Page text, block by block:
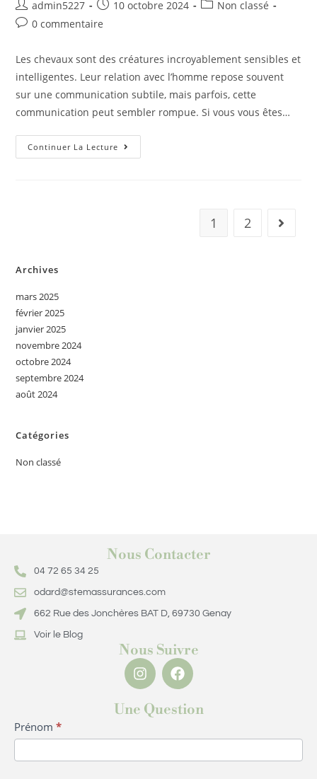
admin5227 10 octobre 2024
Non classé
0 commentaire
Les chevaux sont des créatures incroyablement sensibles et
intelligentes. Leur relation avec l’homme repose souvent
sur une communication subtile, mais parfois, cette
communication peut sembler rompue. Si vous vous êtes…
Continuer La Lecture
1 2
Archives
mars 2025
février 2025
janvier 2025
novembre 2024
octobre 2024
septembre 2024
août 2024
Catégories
Non classé
Nous Contacter
04 72 65 34 25
odard@stemassurances.com
662 Rue des Jonchères BAT D, 69730 Genay
Voir le Blog
Nous Suivre
Une Question
Formulaire
Question
Prénom *